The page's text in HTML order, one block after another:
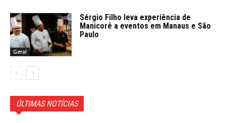
Geral
Sérgio Filho leva experiência de
Manicoré a eventos em Manaus e São
Paulo
ÚLTIMAS NOTÍCIAS